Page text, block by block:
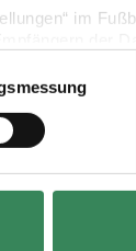
im
Paper
aquarell